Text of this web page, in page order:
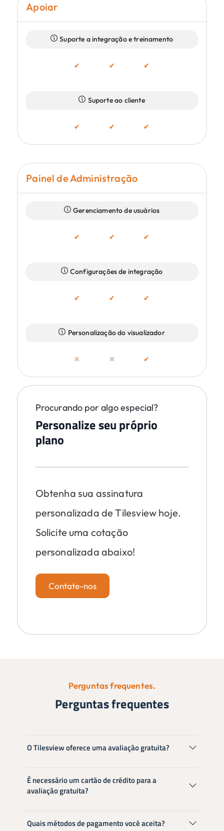
Apoiar
Suporte a integração e treinamento
✔ ✔ ✔
Suporte ao cliente
✔ ✔ ✔
Painel de Administração
Gerenciamento de usuários
✔ ✔ ✔
Configurações de integração
✔ ✔ ✔
Personalização do visualizador
✖ ✖ ✔
Procurando por algo especial?
Personalize seu próprio
plano
Obtenha sua assinatura
personalizada de Tilesview hoje.
Solicite uma cotação
personalizada abaixo!
Contate-nos
Perguntas frequentes.
Perguntas frequentes
O Tilesview oferece uma avaliação gratuita?
É necessário um cartão de crédito para a
avaliação gratuita?
Quais métodos de pagamento você aceita?